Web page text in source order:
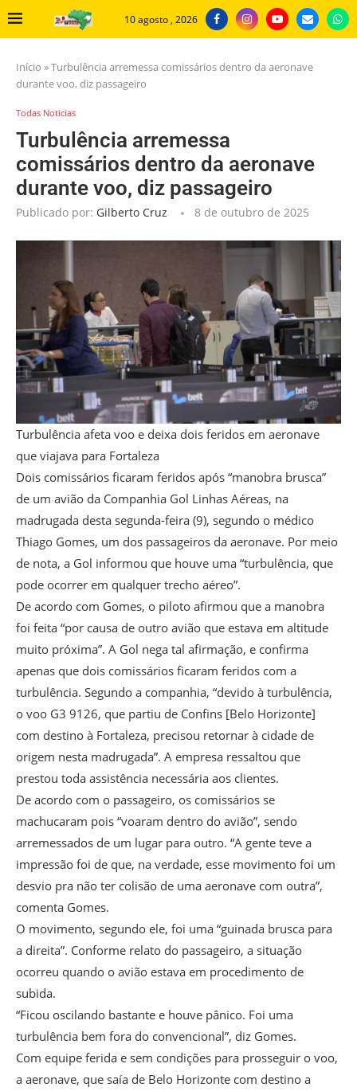
10 agosto , 2026
Início »Turbulência arremessa comissários dentro da aeronave
durante voo, diz passageiro
Todas Noticias
Turbulência arremessa
comissários dentro da aeronave
durante voo, diz passageiro
Publicado por: Gilberto Cruz 8 de outubro de 2025
Turbulência afeta voo e deixa dois feridos em aeronave
que viajava para Fortaleza
Dois comissários ficaram feridos após “manobra brusca”
de um avião da Companhia Gol Linhas Aéreas, na
madrugada desta segunda-feira (9), segundo o médico
Thiago Gomes, um dos passageiros da aeronave. Por meio
de nota, a Gol informou que houve uma “turbulência, que
pode ocorrer em qualquer trecho aéreo”.
De acordo com Gomes, o piloto afirmou que a manobra
foi feita “por causa de outro avião que estava em altitude
muito próxima”. A Gol nega tal afirmação, e confirma
apenas que dois comissários ficaram feridos com a
turbulência. Segundo a companhia, “devido à turbulência,
o voo G3 9126, que partiu de Confins [Belo Horizonte]
com destino à Fortaleza, precisou retornar à cidade de
origem nesta madrugada”. A empresa ressaltou que
prestou toda assistência necessária aos clientes.
De acordo com o passageiro, os comissários se
machucaram pois “voaram dentro do avião”, sendo
arremessados de um lugar para outro. “A gente teve a
impressão foi de que, na verdade, esse movimento foi um
desvio pra não ter colisão de uma aeronave com outra”,
comenta Gomes.
O movimento, segundo ele, foi uma “guinada brusca para
a direita”. Conforme relato do passageiro, a situação
ocorreu quando o avião estava em procedimento de
subida.
“Ficou oscilando bastante e houve pânico. Foi uma
turbulência bem fora do convencional”, diz Gomes.
Com equipe ferida e sem condições para prosseguir o voo,
a aeronave, que saía de Belo Horizonte com destino a